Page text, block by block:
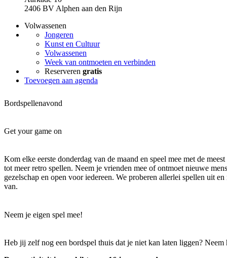
2406 BV Alphen aan den Rijn
Volwassenen
Jongeren
Kunst en Cultuur
Volwassenen
Week van ontmoeten en verbinden
Reserveren gratis
Toevoegen aan agenda
Bordspellenavond
Get your game on
Kom elke eerste donderdag van de maand en speel mee met de
tot meer retro spellen. Neem je vrienden mee of ontmoet nieuwe
gezelschap en open voor iedereen. We proberen allerlei spellen uit
van.
Neem je eigen spel mee!
Heb jij zelf nog een bordspel thuis dat je niet kan laten liggen? Neem